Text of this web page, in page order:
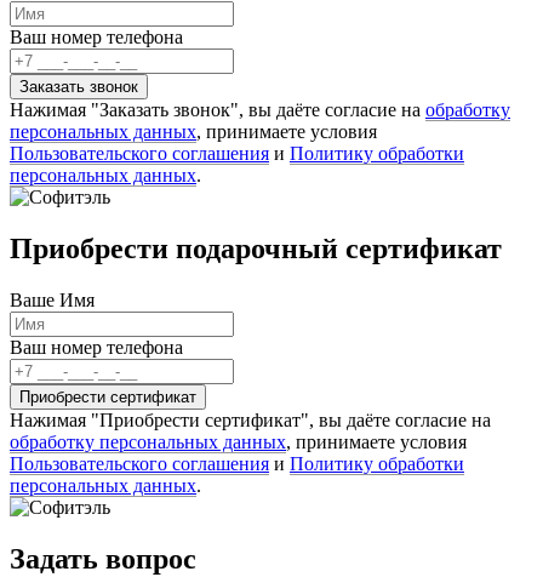
Ваш номер телефона
Нажимая "Заказать звонок", вы даёте согласие на обработку
персональных данных, принимаете условия
Пользовательского соглашения и Политику обработки
персональных данных.
Приобрести подарочный сертификат
Ваше Имя
Ваш номер телефона
Нажимая "Приобрести сертификат", вы даёте согласие на
обработку персональных данных, принимаете условия
Пользовательского соглашения и Политику обработки
персональных данных.
Задать вопрос